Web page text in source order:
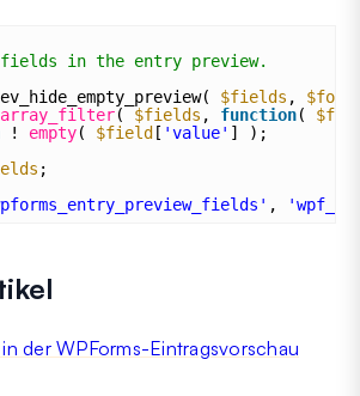
fields in the entry preview.
$fields ,
array_filter( $fields , function(
! empty( $field[ 'value' ] );
;
,
der WPForms-Eintragsvorschau